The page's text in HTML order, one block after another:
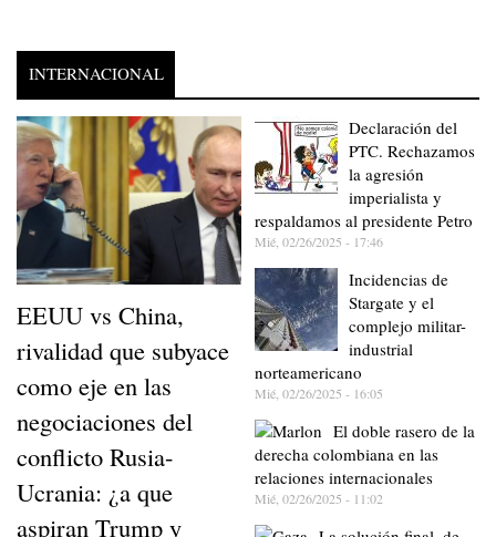
INTERNACIONAL
EEUU vs China,
rivalidad que subyace
como eje en las
negociaciones del
conflicto Rusia-
Ucrania: ¿a que
aspiran Trump y
Declaración del
PTC. Rechazamos
la agresión
imperialista y
respaldamos al presidente Petro
Mié, 02/26/2025 - 17:46
Incidencias de
Stargate y el
complejo militar-
industrial
norteamericano
Mié, 02/26/2025 - 16:05
El doble rasero de la
derecha colombiana en las
relaciones internacionales
Mié, 02/26/2025 - 11:02